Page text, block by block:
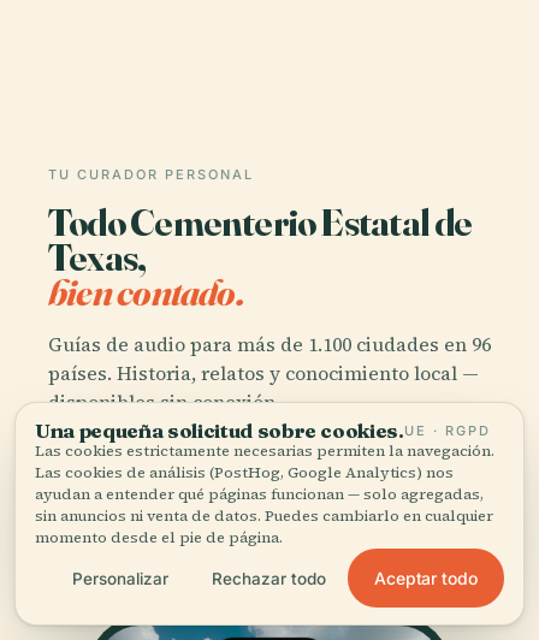
TU CURADOR PERSONAL
Todo Cementerio Estatal de
Texas,
bien contado.
Guías de audio para más de 1.100 ciudades en 96
países. Historia, relatos y conocimiento local —
disponibles sin conexión.
Descargar la app
Únete a más de 50.000 viajeros
Una pequeña solicitud sobre cookies.UE · RGPD
Las cookies estrictamente necesarias permiten la navegación.
Las cookies de análisis (PostHog, Google Analytics) nos
ayudan a entender qué páginas funcionan — solo agregadas,
sin anuncios ni venta de datos. Puedes cambiarlo en cualquier
momento desde el pie de página.
Personalizar Rechazar todo Aceptar todo